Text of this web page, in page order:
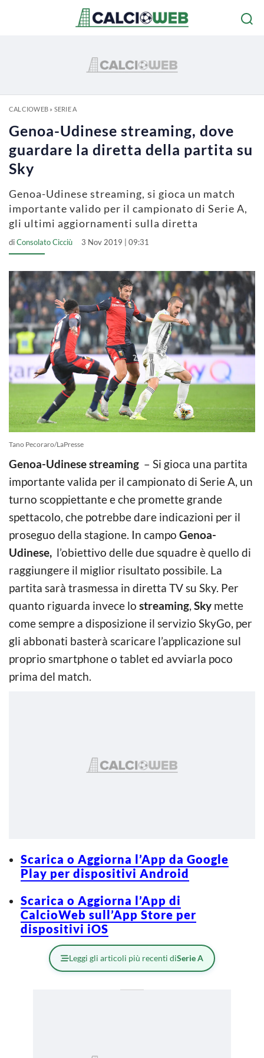
CALCIOWEB» SERIE A
Genoa-Udinese streaming, dove
guardare la diretta della partita su
Sky
Genoa-Udinese streaming, si gioca un match
importante valido per il campionato di Serie A,
gli ultimi aggiornamenti sulla diretta
diConsolato Cicciù 3 Nov 2019 | 09:31
Tano Pecoraro/LaPresse
Genoa-Udinese streaming – Si gioca una partita
importante valida per il campionato di Serie A, un
turno scoppiettante e che promette grande
spettacolo, che potrebbe dare indicazioni per il
proseguo della stagione. In campo Genoa-
Udinese, l’obiettivo delle due squadre è quello di
raggiungere il miglior risultato possibile. La
partita sarà trasmessa in diretta TV su Sky. Per
quanto riguarda invece lo streaming, Sky mette
come sempre a disposizione il servizio SkyGo, per
gli abbonati basterà scaricare l’applicazione sul
proprio smartphone o tablet ed avviarla poco
prima del match.
Scarica o Aggiorna l’App da Google
Play per dispositivi Android
Scarica o Aggiorna l’App di
CalcioWeb sull’App Store per
dispositivi iOS
Leggi gli articoli più recenti diSerie A